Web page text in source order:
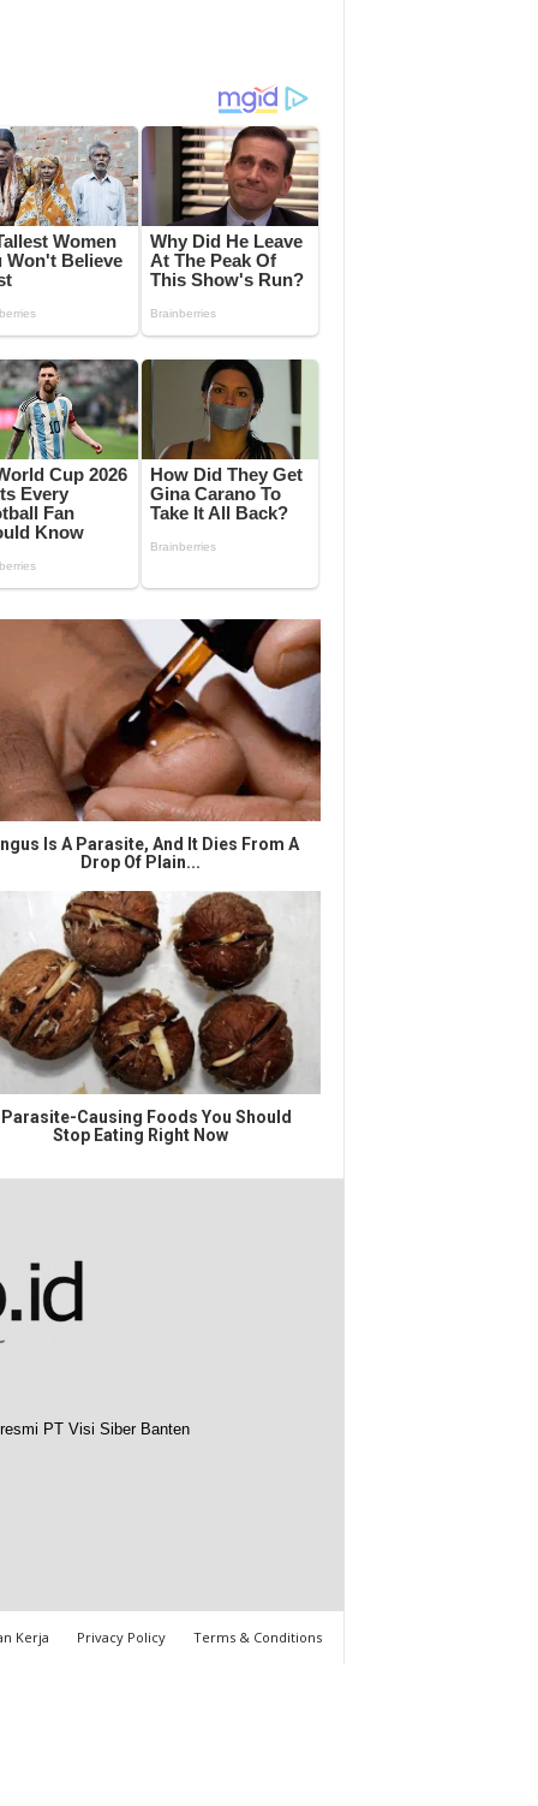
Is A Parasite, And It Dies From A
Drop Of Plain...
Causing Foods You Should
Stop Eating Right Now
PT Visi Siber Banten
Kerja Privacy Policy Terms & Conditions